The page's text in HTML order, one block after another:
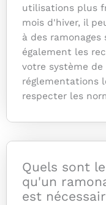
utilisations plus
mois d'hiver, il
à des
également les
votre système
réglementations
respecter les
Quels sont
qu'un
est